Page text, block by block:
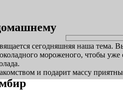
сегодняшняя наша
мороженого, чтобы
и подарит массу